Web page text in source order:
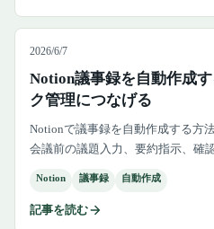
2026/6/7
Notion議事録を自動作成
ク管理につなげる
Notionで議事録を自動作成する方
会議前の議題入力、要約指示、確
Notion 議事録 自動作成
記事を読む